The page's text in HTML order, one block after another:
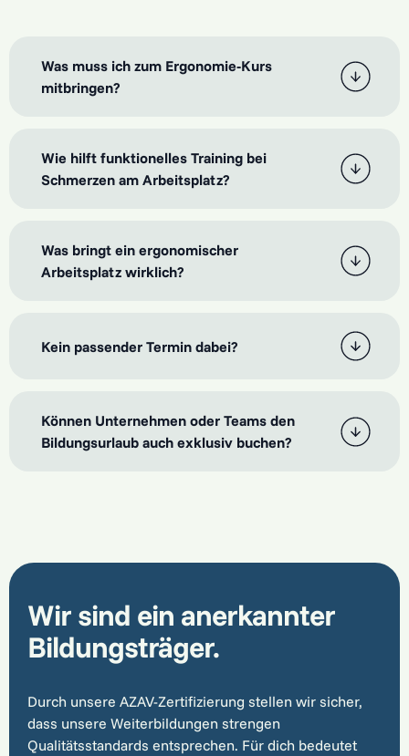
Was muss ich zum Ergonomie-Kurs
mitbringen?
Wie hilft funktionelles Training bei
Schmerzen am Arbeitsplatz?
Was bringt ein ergonomischer
Arbeitsplatz wirklich?
Kein passender Termin dabei?
Können Unternehmen oder Teams den
Bildungsurlaub auch exklusiv buchen?
Wir sind ein anerkannter
Bildungsträger.
Durch unsere AZAV-Zertifizierung stellen wir sicher,
dass unsere Weiterbildungen strengen
Qualitätsstandards entsprechen. Für dich bedeutet